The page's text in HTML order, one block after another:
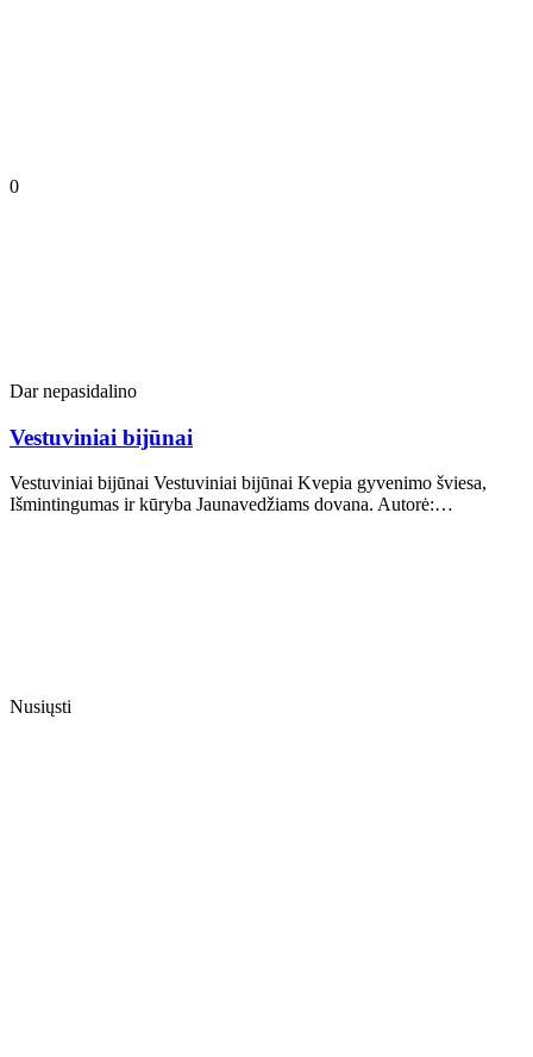
0
Dar nepasidalino
Vestuviniai bijūnai
Vestuviniai bijūnai Vestuviniai bijūnai Kvepia gyvenimo šviesa,
Išmintingumas ir kūryba Jaunavedžiams dovana. Autorė:…
Nusiųsti